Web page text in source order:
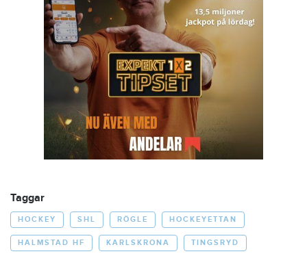
Taggar
HOCKEY SHL RÖGLE HOCKEYETTAN
HALMSTAD HF KARLSKRONA TINGSRYD